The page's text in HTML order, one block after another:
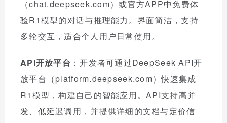
（chat.deepseek.com）或官方APP中免费体
验R1模型的对话与推理能力。界面简洁，支持
多轮交互，适合个人用户日常使用。
API开放平台 ：开发者可通过DeepSeek API开
放平台（platform.deepseek.com）快速集成
R1模型，构建自己的智能应用。API支持高并
发、低延迟调用，并提供详细的文档与定价信